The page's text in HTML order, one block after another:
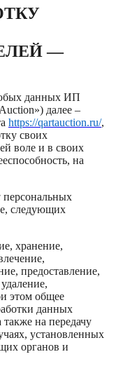
—
данных ИП
далее –
https://qartauction.ru/,
своих
воле и в своих
на
персональных
следующих
хранение,
предоставление,
этом общее
данных
на передачу
установленных
органов и